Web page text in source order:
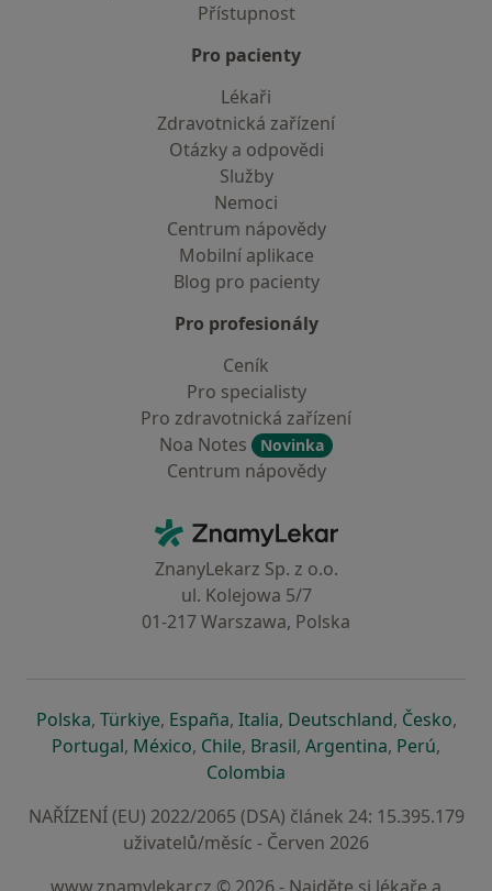
Přístupnost
Pro pacienty
Lékaři
Zdravotnická zařízení
Otázky a odpovědi
Služby
Nemoci
Centrum nápovědy
Mobilní aplikace
Blog pro pacienty
Pro profesionály
Ceník
Pro specialisty
Pro zdravotnická zařízení
Noa Notes
Novinka
Centrum nápovědy
ZnamyLekar - Hlavní stránka
ZnanyLekarz Sp. z o.o.
ul. Kolejowa 5/7
01-217 Warszawa, Polska
Polskase otevře v nové záložce
, Türkiyese otevře v nové záložce
, Españase otevře v nové záložce
, Italiase otevře v nové záložce
, Deutschlandse otevře v
, Českose
,
Portugalse otevře v nové záložce
, Méxicose otevře v nové záložce
, Chilese otevře v nové záložce
, Brasilse otevře v nové
, Argentinase otevře v
, Perúse
,
Colombia
NAŘÍZENÍ (EU) 2022/2065 (DSA) článek 24: 15.395.179
uživatelů/měsíc - Červen 2026